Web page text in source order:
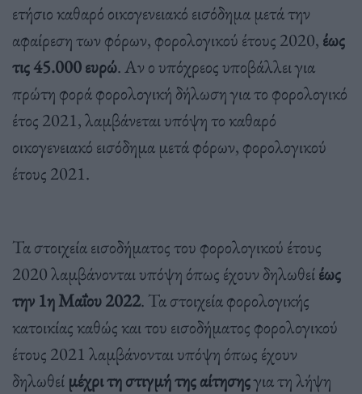
ετήσιο καθαρό οικογενειακό εισόδημα μετά την
αφαίρεση των φόρων, φορολογικού έτους 2020, έως
τις 45.000 ευρώ. Αν ο υπόχρεος υποβάλλει για
πρώτη φορά φορολογική δήλωση για το φορολογικό
έτος 2021, λαμβάνεται υπόψη το καθαρό
οικογενειακό εισόδημα μετά φόρων, φορολογικού
έτους 2021.
Τα στοιχεία εισοδήματος του φορολογικού έτους
2020 λαμβάνονται υπόψη όπως έχουν δηλωθείέως
την 1η Μαΐου 2022. Τα στοιχεία φορολογικής
κατοικίας καθώς και του εισοδήματος φορολογικού
έτους 2021 λαμβάνονται υπόψη όπως έχουν
δηλωθεί μέχρι τη στιγμή της αίτησηςγια τη λήψη